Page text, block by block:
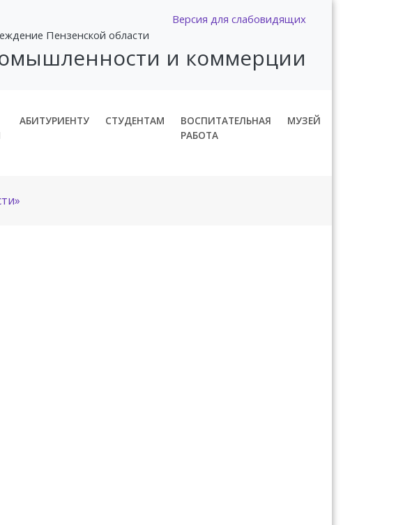
Версия для слабовидящих
Пензенской области
и коммерции
АБИТУРИЕНТУ СТУДЕНТАМ
ВОСПИТАТЕЛЬНАЯ
РАБОТА
МУЗЕЙ